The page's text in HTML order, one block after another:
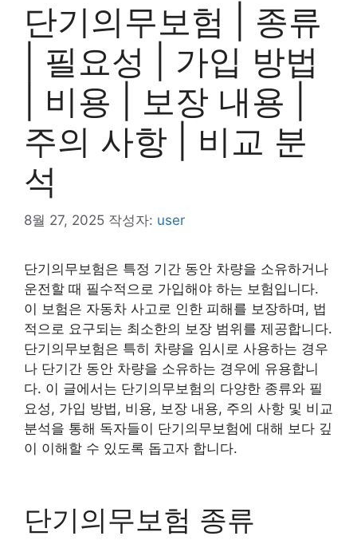
단기의무보험 | 종류
| 필요성 | 가입 방법
| 비용 | 보장 내용 |
주의 사항 | 비교 분
석
8월 27, 2025 작성자: user
단기의무보험은 특정 기간 동안 차량을 소유하거나
운전할 때 필수적으로 가입해야 하는 보험입니다.
이 보험은 자동차 사고로 인한 피해를 보장하며, 법
적으로 요구되는 최소한의 보장 범위를 제공합니다.
단기의무보험은 특히 차량을 임시로 사용하는 경우
나 단기간 동안 차량을 소유하는 경우에 유용합니
다. 이 글에서는 단기의무보험의 다양한 종류와 필
요성, 가입 방법, 비용, 보장 내용, 주의 사항 및 비교
분석을 통해 독자들이 단기의무보험에 대해 보다 깊
이 이해할 수 있도록 돕고자 합니다.
단기의무보험 종류